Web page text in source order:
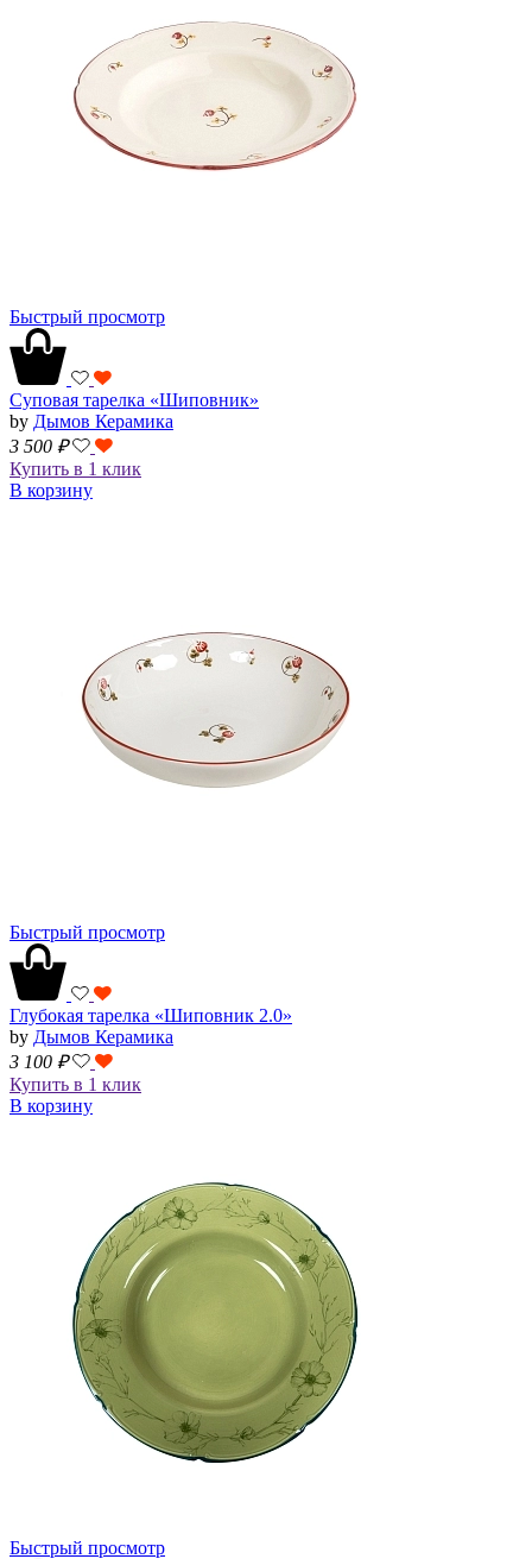
Быстрый просмотр
Суповая тарелка «Шиповник»
by Дымов Керамика
3 500 ₽
Купить в 1 клик
В корзину
Быстрый просмотр
Глубокая тарелка «Шиповник 2.0»
by Дымов Керамика
3 100 ₽
Купить в 1 клик
В корзину
Быстрый просмотр